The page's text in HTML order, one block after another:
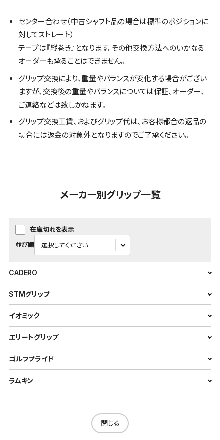
センター合わせ（中古シャフト品の場合は標準のポジションに
対してストレート）
テープは『縦巻き』となります。その他交換方法へのいかなる
オーダーも承ることはできません。
グリップ交換により、重量やバランスが変化する場合がござい
ますが、交換後の重量やバランスについては保証、オーダー、
ご連絡などは致しかねます。
グリップ交換工賃、およびグリップ代は、お客様都合の返品の
場合には返金の対象外となりますのでご了承ください。
メーカー別グリップ一覧
在庫切れを表示
並び順
CADERO
STMグリップ
イオミック
エリートグリップ
ゴルフプライド
ラムキン
閉じる